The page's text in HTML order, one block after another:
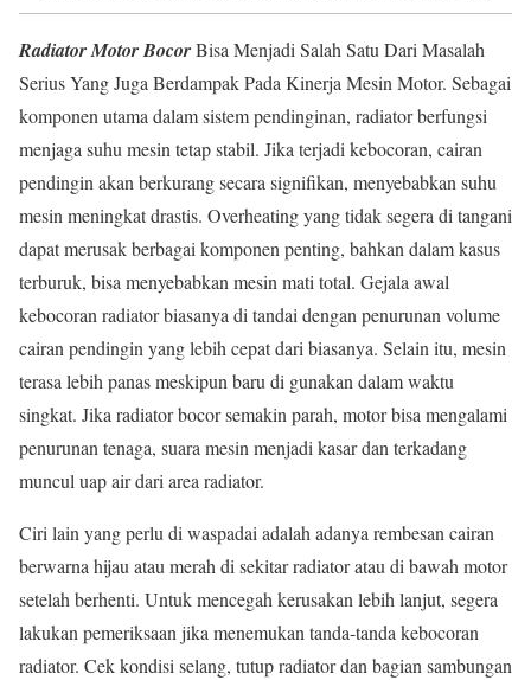
Radiator Motor BocorBisa Menjadi Salah Satu Dari Masalah
Serius Yang Juga Berdampak Pada Kinerja Mesin Motor. Sebagai
komponen utama dalam sistem pendinginan, radiator berfungsi
menjaga suhu mesin tetap stabil. Jika terjadi kebocoran, cairan
pendingin akan berkurang secara signifikan, menyebabkan suhu
mesin meningkat drastis. Overheating yang tidak segera di tangani
dapat merusak berbagai komponen penting, bahkan dalam kasus
terburuk, bisa menyebabkan mesin mati total. Gejala awal
kebocoran radiator biasanya di tandai dengan penurunan volume
cairan pendingin yang lebih cepat dari biasanya. Selain itu, mesin
terasa lebih panas meskipun baru di gunakan dalam waktu
singkat. Jika radiator bocor semakin parah, motor bisa mengalami
penurunan tenaga, suara mesin menjadi kasar dan terkadang
muncul uap air dari area radiator.
Ciri lain yang perlu di waspadai adalah adanya rembesan cairan
berwarna hijau atau merah di sekitar radiator atau di bawah motor
setelah berhenti. Untuk mencegah kerusakan lebih lanjut, segera
lakukan pemeriksaan jika menemukan tanda-tanda kebocoran
radiator. Cek kondisi selang, tutup radiator dan bagian sambungan